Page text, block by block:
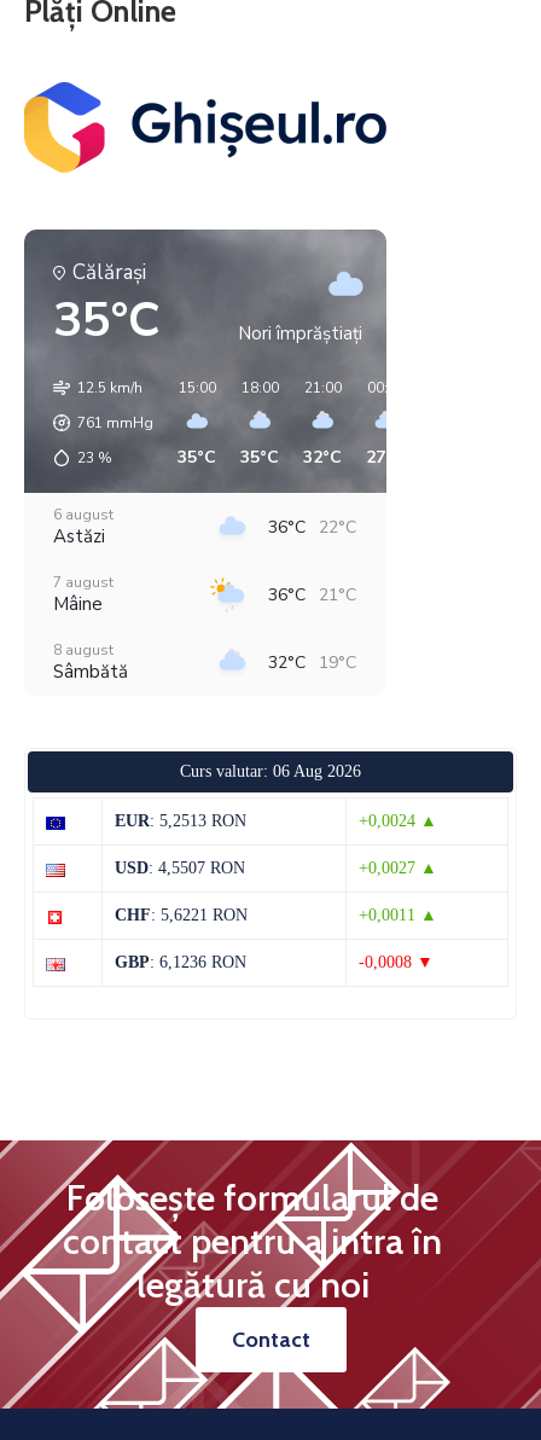
Plăți Online
Călăraşi
35°C Nori împrăștiați
12.5 km/h
761 mmHg
23 %
15:00
35°C
18:00
35°C
21:00
32°C
00:00
27°C
6 august
Astăzi 36°C 22°C
7 august
Mâine 36°C 21°C
8 august
Sâmbătă 32°C 19°C
32°C 15°C
Marți
12 august
Curs valutar: 06 Aug 2026
EUR: 5,2513 RON +0,0024 ▲
USD: 4,5507 RON +0,0027 ▲
CHF: 5,6221 RON +0,0011 ▲
GBP: 6,1236 RON -0,0008 ▼
Folosește formularul de
contact pentru a intra în
legătură cu noi
Contact